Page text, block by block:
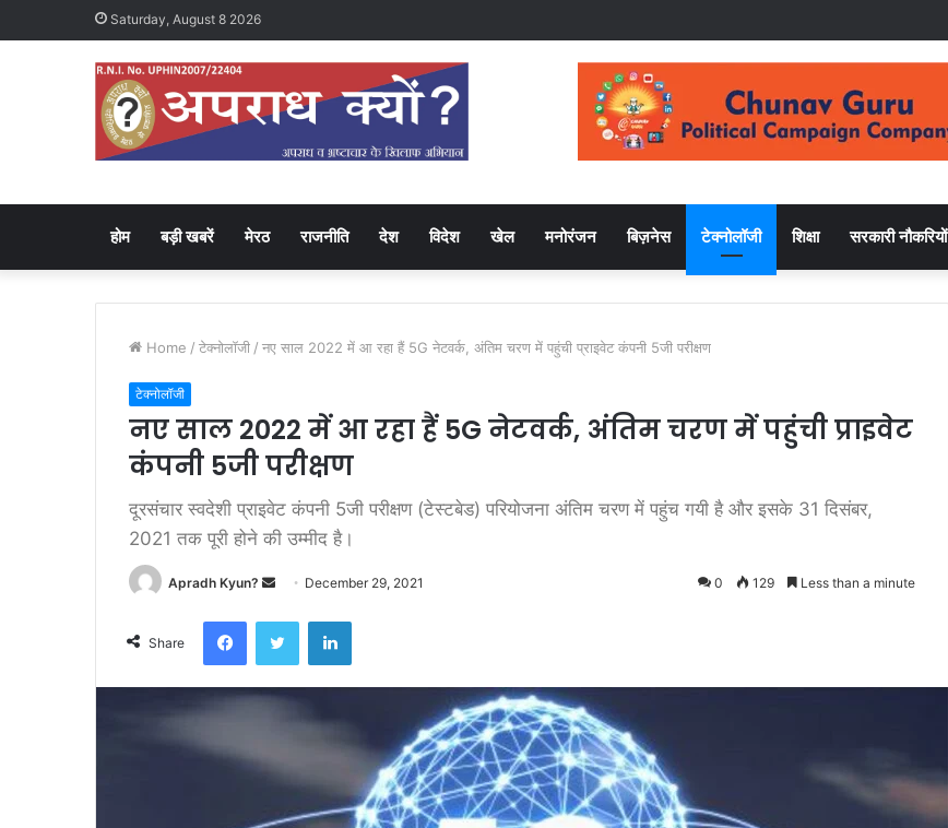
Saturday, August 8 2026
होम बड़ी खबरें मेरठ राजनीति देश विदेश खेल मनोरंजन बिज़नेस टेक्नोलॉजी शिक्षा सरकारी नौकरियों
Home / टेक्नोलॉजी / नए साल 2022 में आ रहा हैं 5G नेटवर्क, अंतिम चरण में पहुंची प्राइवेट कंपनी 5जी परीक्षण
टेक्नोलॉजी
नए साल 2022 में आ रहा हैं 5G नेटवर्क, अंतिम चरण में पहुंची प्राइवेट
कंपनी 5जी परीक्षण
दूरसंचार स्वदेशी प्राइवेट कंपनी 5जी परीक्षण (टेस्टबेड) परियोजना अंतिम चरण में पहुंच गयी है और इसके 31 दिसंबर,
2021 तक पूरी होने की उम्मीद है।
Apradh Kyun?
n
a
i
December 29, 2021 0 129 Less than a minute
Share